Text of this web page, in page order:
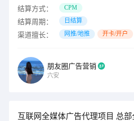
结算方式： CPM
结算周期： 日结算
渠道擅长： 网推/地推 开卡/开户
朋友圈广告营销
六安
互联网全媒体广告代理项目 总部